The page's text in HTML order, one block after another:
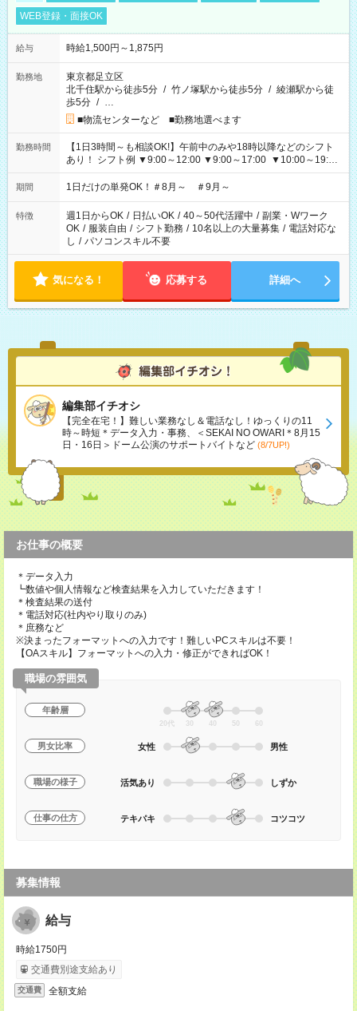
WEB登録・面接OK
給与 時給1,500円～1,875円
勤務地
東京都足立区
北千住駅から徒歩5分 / 竹ノ塚駅から徒歩5分 / 綾瀬駅から徒
歩5分 / …
■物流センターなど ■勤務地選べます
勤務時間
【1日3時間～も相談OK!】午前中のみや18時以降などのシフト
あり！ シフト例 ▼9:00～12:00 ▼9:00～17:00 ▼10:00～19:00
▼18:00～21:00
期間 1日だけの単発OK！＃8月～ ＃9月～
特徴 週1日からOK / 日払いOK / 40～50代活躍中 / 副業・Wワーク
OK / 服装自由 / シフト勤務 / 10名以上の大量募集 / 電話対応な
し / パソコンスキル不要
気になる！ 応募する 詳細へ
編集部イチオシ
【完全在宅！】難しい業務なし＆電話なし！ゆっくりの11
時～時短＊データ入力・事務、＜SEKAI NO OWARI＊8月15
日・16日＞ドーム公演のサポートバイトなど (8/7UP!)
お仕事の概要
＊データ入力
┗数値や個人情報など検査結果を入力していただきます！
＊検査結果の送付
＊電話対応(社内やり取りのみ)
＊庶務など
※決まったフォーマットへの入力です！難しいPCスキルは不要！
【OAスキル】フォーマットへの入力・修正ができればOK！
職場の雰囲気
年齢層
20代 30 40 50 60
男女比率 女性 男性
職場の様子 活気あり しずか
仕事の仕方 テキパキ コツコツ
募集情報
給与
時給1750円
交通費別途支給あり
交通費 全額支給